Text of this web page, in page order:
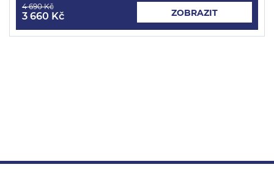
4 690 Kč
3 660 Kč ZOBRAZIT